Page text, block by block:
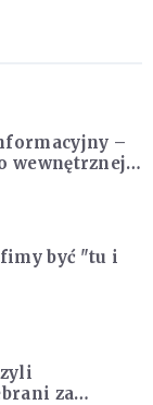
–
wewnętrznej
być "tu i
za